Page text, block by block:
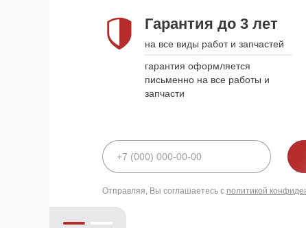
Гарантия до 3 лет
на все виды работ и запчастей
гарантия оформляется
письменно на все работы и
запчасти
Отправляя, Вы соглашаетесь с политикой
Гарантия до 3 лет
на все виды работ и запчастей
гарантия оформляется письменно
на все работы и запчасти
политикой